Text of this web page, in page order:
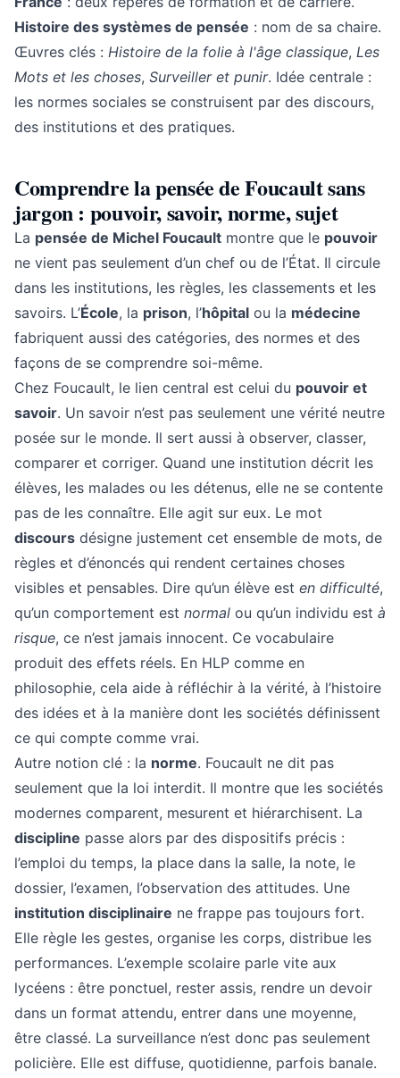
Histoire des systèmes de pensée : nom de sa chaire.
Œuvres clés : Histoire de la folie à l'âge classique, Les
Mots et les choses, Surveiller et punir. Idée centrale :
les normes sociales se construisent par des discours,
des institutions et des pratiques.
Comprendre la pensée de Foucault sans
jargon : pouvoir, savoir, norme, sujet
La pensée de Michel Foucault montre que le pouvoir
ne vient pas seulement d’un chef ou de l’État. Il circule
dans les institutions, les règles, les classements et les
savoirs. L’École, la prison, l’hôpital ou la médecine
fabriquent aussi des catégories, des normes et des
façons de se comprendre soi-même.
Chez Foucault, le lien central est celui du pouvoir et
savoir. Un savoir n’est pas seulement une vérité neutre
posée sur le monde. Il sert aussi à observer, classer,
comparer et corriger. Quand une institution décrit les
élèves, les malades ou les détenus, elle ne se contente
pas de les connaître. Elle agit sur eux. Le mot
discours désigne justement cet ensemble de mots, de
règles et d’énoncés qui rendent certaines choses
visibles et pensables. Dire qu’un élève est en difficulté,
qu’un comportement est normal ou qu’un individu est à
risque, ce n’est jamais innocent. Ce vocabulaire
produit des effets réels. En HLP comme en
philosophie, cela aide à réfléchir à la vérité, à l’histoire
des idées et à la manière dont les sociétés définissent
ce qui compte comme vrai.
Autre notion clé : la norme. Foucault ne dit pas
seulement que la loi interdit. Il montre que les sociétés
modernes comparent, mesurent et hiérarchisent. La
discipline passe alors par des dispositifs précis :
l’emploi du temps, la place dans la salle, la note, le
dossier, l’examen, l’observation des attitudes. Une
institution disciplinaire ne frappe pas toujours fort.
Elle règle les gestes, organise les corps, distribue les
performances. L’exemple scolaire parle vite aux
lycéens : être ponctuel, rester assis, rendre un devoir
dans un format attendu, entrer dans une moyenne,
être classé. La surveillance n’est donc pas seulement
policière. Elle est diffuse, quotidienne, parfois banale.